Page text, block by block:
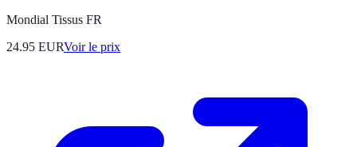
Mondial Tissus FR
24.95 EURVoir le prix